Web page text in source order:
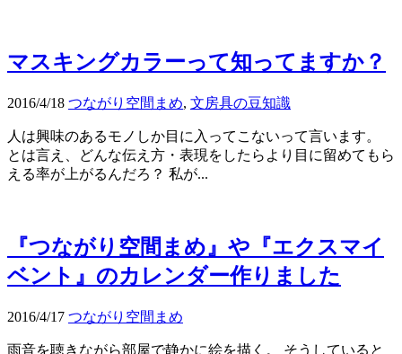
マスキングカラーって知ってますか？
2016/4/18 つながり空間まめ, 文房具の豆知識
人は興味のあるモノしか目に入ってこないって言います。
とは言え、どんな伝え方・表現をしたらより目に留めてもら
える率が上がるんだろ？ 私が...
『つながり空間まめ』や『エクスマイ
ベント』のカレンダー作りました
2016/4/17 つながり空間まめ
雨音を聴きながら部屋で静かに絵を描く。 そうしていると